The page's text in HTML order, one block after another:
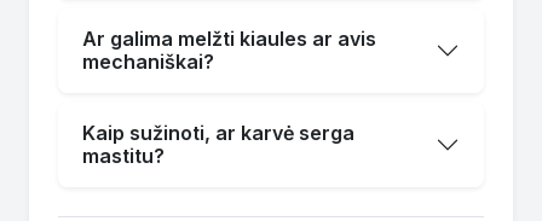
Ar galima melžti kiaules ar avis
mechaniškai?
Kaip sužinoti, ar karvė serga
mastitu?